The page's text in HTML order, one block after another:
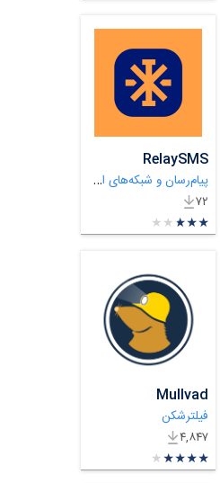
RelaySMS
پیام‌رسان و شبکه‌های اجتماعی
۷۲
★★★★★
★
★
★
★
★
Mullvad
فیلترشکن
۴,۸۴۷
★★★★★
★
★
★
★
★